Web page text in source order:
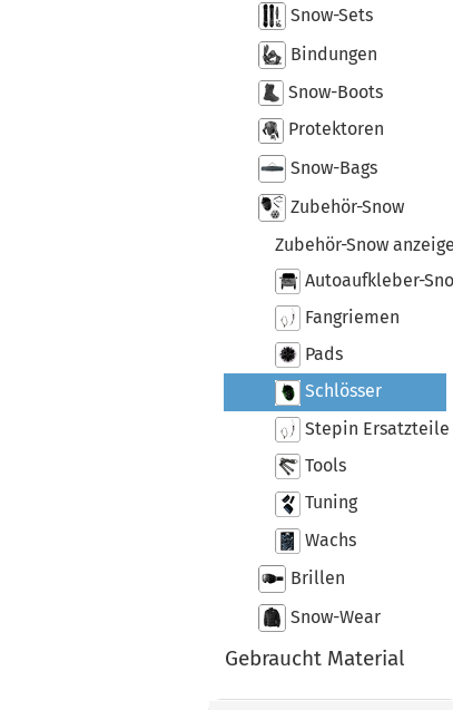
Snow-Sets
Bindungen
Snow-Boots
Protektoren
Snow-Bags
Zubehör-Snow
Zubehör-Snow
Autoaufkleber-
Fangriemen
Pads
Schlösser
Stepin Ersatzteile
Tools
Tuning
Wachs
Brillen
Snow-Wear
Gebraucht Material